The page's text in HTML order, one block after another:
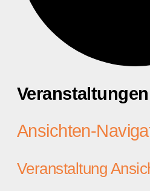
Veranstaltungen
Ansichten-
Veranstaltung